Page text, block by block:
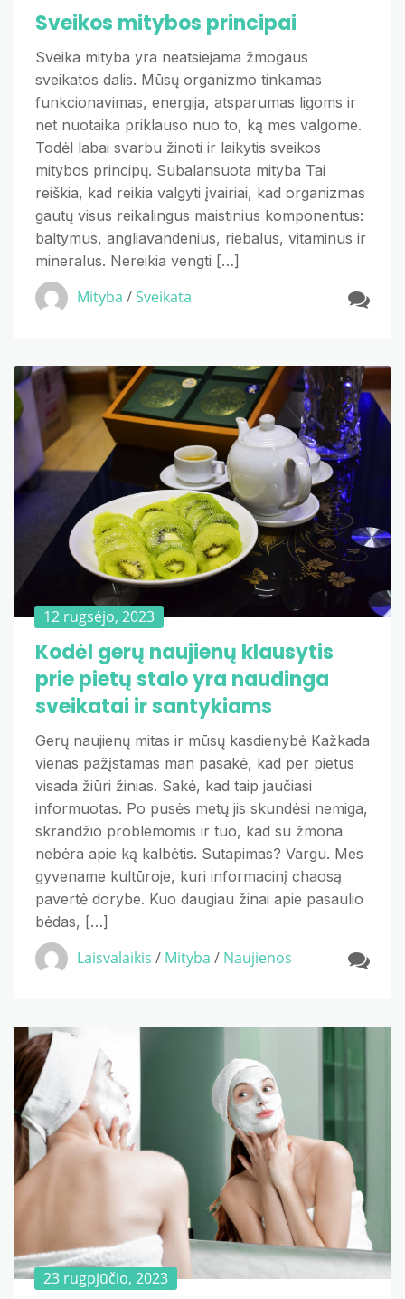
Sveikos mitybos principai
Sveika mityba yra neatsiejama žmogaus
sveikatos dalis. Mūsų organizmo tinkamas
funkcionavimas, energija, atsparumas ligoms ir
net nuotaika priklauso nuo to, ką mes valgome.
Todėl labai svarbu žinoti ir laikytis sveikos
mitybos principų. Subalansuota mityba Tai
reiškia, kad reikia valgyti įvairiai, kad organizmas
gautų visus reikalingus maistinius komponentus:
baltymus, angliavandenius, riebalus, vitaminus ir
mineralus. Nereikia vengti […]
Mityba /Sveikata
12 rugsėjo, 2023
Kodėl gerų naujienų klausytis
prie pietų stalo yra naudinga
sveikatai ir santykiams
Gerų naujienų mitas ir mūsų kasdienybė Kažkada
vienas pažįstamas man pasakė, kad per pietus
visada žiūri žinias. Sakė, kad taip jaučiasi
informuotas. Po pusės metų jis skundėsi nemiga,
skrandžio problemomis ir tuo, kad su žmona
nebėra apie ką kalbėtis. Sutapimas? Vargu. Mes
gyvename kultūroje, kuri informacinį chaosą
pavertė dorybe. Kuo daugiau žinai apie pasaulio
bėdas, […]
Laisvalaikis / Mityba / Naujienos
23 rugpjūčio, 2023